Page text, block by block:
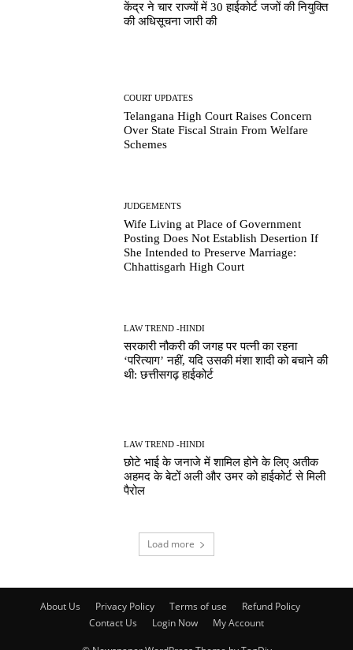
केंद्र ने चार राज्यों में 30 हाईकोर्ट जजों की नियुक्ति
की अधिसूचना जारी की
COURT UPDATES
Telangana High Court Raises Concern
Over State Fiscal Strain From Welfare
Schemes
JUDGEMENTS
Wife Living at Place of Government
Posting Does Not Establish Desertion If
She Intended to Preserve Marriage:
Chhattisgarh High Court
LAW TREND -HINDI
सरकारी नौकरी की जगह पर पत्नी का रहना
‘परित्याग’ नहीं, यदि उसकी मंशा शादी को बचाने की
थी: छत्तीसगढ़ हाईकोर्ट
LAW TREND -HINDI
छोटे भाई के जनाजे में शामिल होने के लिए अतीक
अहमद के बेटों अली और उमर को हाईकोर्ट से मिली
पैरोल
Load more
About Us Privacy Policy Terms of use
Refund Policy
Contact Us
Login Now My Account